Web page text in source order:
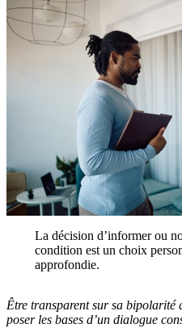
La décision d’informer ou
condition est un choix
approfondie.
Être transparent sur sa bipolarité
poser les bases d’un dialogue